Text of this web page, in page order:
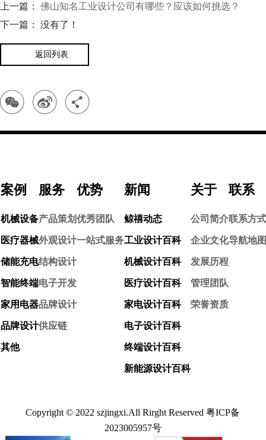
上一篇： 佛山知名工业设计公司有哪些？应该如何挑选？
下一篇： 没有了！
返回列表
案例
机械设备
医疗器械
储能充电
智能终端
家用电器
品牌设计
其他
服务
产品策划
外观设计
结构设计
电子开发
品牌设计
供应链
优势
优秀团队
一站式服务
新闻
鲸禧动态
工业设计百科
机械设计百科
医疗设计百科
家电设计百科
电子设计百科
终端设计百科
新能源设计百科
关于
公司简介
企业文化
发展历程
管理团队
荣誉资质
联系
联系方式
导航地图
Copyright © 2022 szjingxi.All Rirght Reserved粤ICP备
2023005957号